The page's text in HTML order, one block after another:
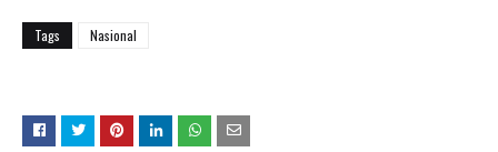
Tags Nasional